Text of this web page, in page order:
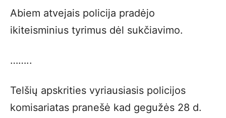
Abiem atvejais policija pradėjo
ikiteisminius tyrimus dėl sukčiavimo.
……..
Telšių apskrities vyriausiasis policijos
komisariatas pranešė kad gegužės 28 d.